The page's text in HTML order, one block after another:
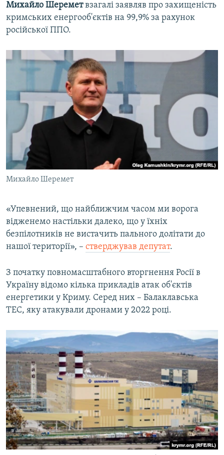
Михайло Шереметвзагалі заявляв про захищеність
кримських енергооб'єктів на 99,9% за рахунок
російської ППО.
Михайло Шеремет
«Упевнений, що найближчим часом ми ворога
відженемо настільки далеко, що у їхніх
безпілотників не вистачить пального долітати до
нашої території», – стверджував депутат.
З початку повномасштабного вторгнення Росії в
Україну відомо кілька прикладів атак об'єктів
енергетики у Криму. Серед них – Балаклавська
ТЕС, яку атакували дронами у 2022 році.